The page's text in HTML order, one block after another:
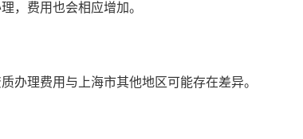
，费用也会相应增加。
办理费用与上海市其他地区可能存在差异。